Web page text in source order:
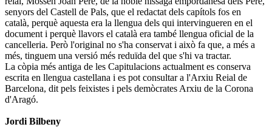
senyors del Castell de Pals, que el redactat dels capítols fos en
català, perquè aquesta era la llengua dels qui intervingueren en el
document i perquè llavors el català era també llengua oficial de la
cancelleria. Però l'original no s'ha conservat i això fa que, a més a
més, tinguem una versió més reduïda del que s'hi va tractar.
La còpia més antiga de les Capitulacions actualment es conserva
escrita en llengua castellana i es pot consultar a l'Arxiu Reial de
Barcelona, dit pels feixistes i pels demòcrates Arxiu de la Corona
d'Aragó.
Jordi Bilbeny